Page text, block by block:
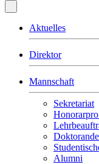
Aktuelles
Direktor
Mannschaft
Sekretariat
Alumni